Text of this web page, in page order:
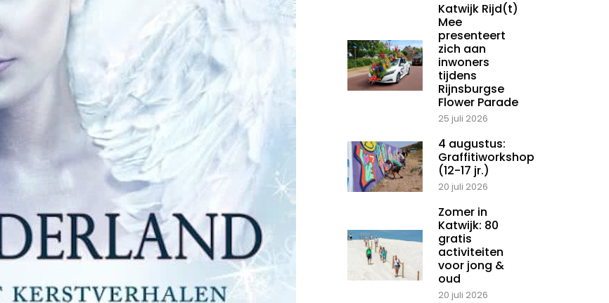
Katwijk Rijd(t)
Mee
presenteert
zich aan
inwoners
tijdens
Rijnsburgse
Flower Parade
25 juli 2026
4 augustus:
Graffitiworkshop
(12-17 jr.)
20 juli 2026
Zomer in
Katwijk: 80
gratis
activiteiten
voor jong &
oud
20 juli 2026